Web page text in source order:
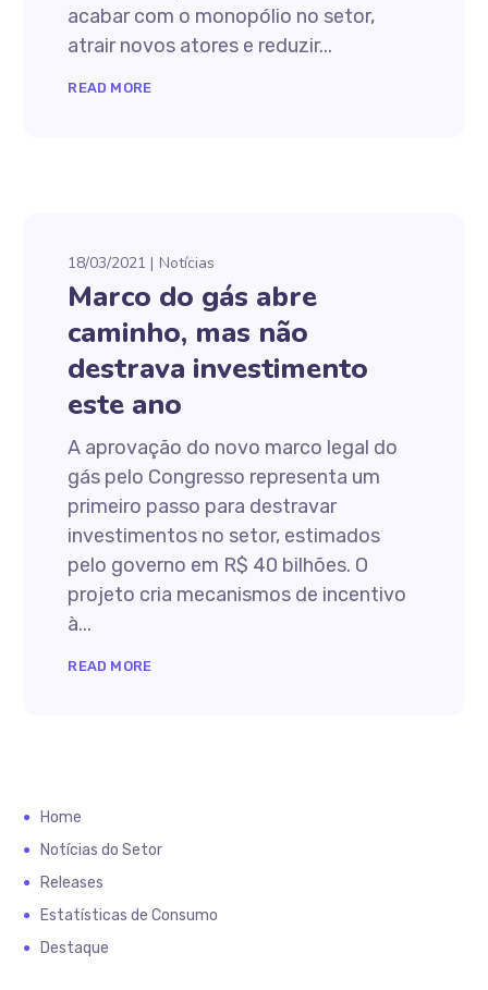
acabar com o monopólio no setor,
atrair novos atores e reduzir...
READ MORE
18/03/2021 Notícias
Marco do gás abre
caminho, mas não
destrava investimento
este ano
A aprovação do novo marco legal do
gás pelo Congresso representa um
primeiro passo para destravar
investimentos no setor, estimados
pelo governo em R$ 40 bilhões. O
projeto cria mecanismos de incentivo
à...
READ MORE
Home
Notícias do Setor
Releases
Estatísticas de Consumo
Destaque